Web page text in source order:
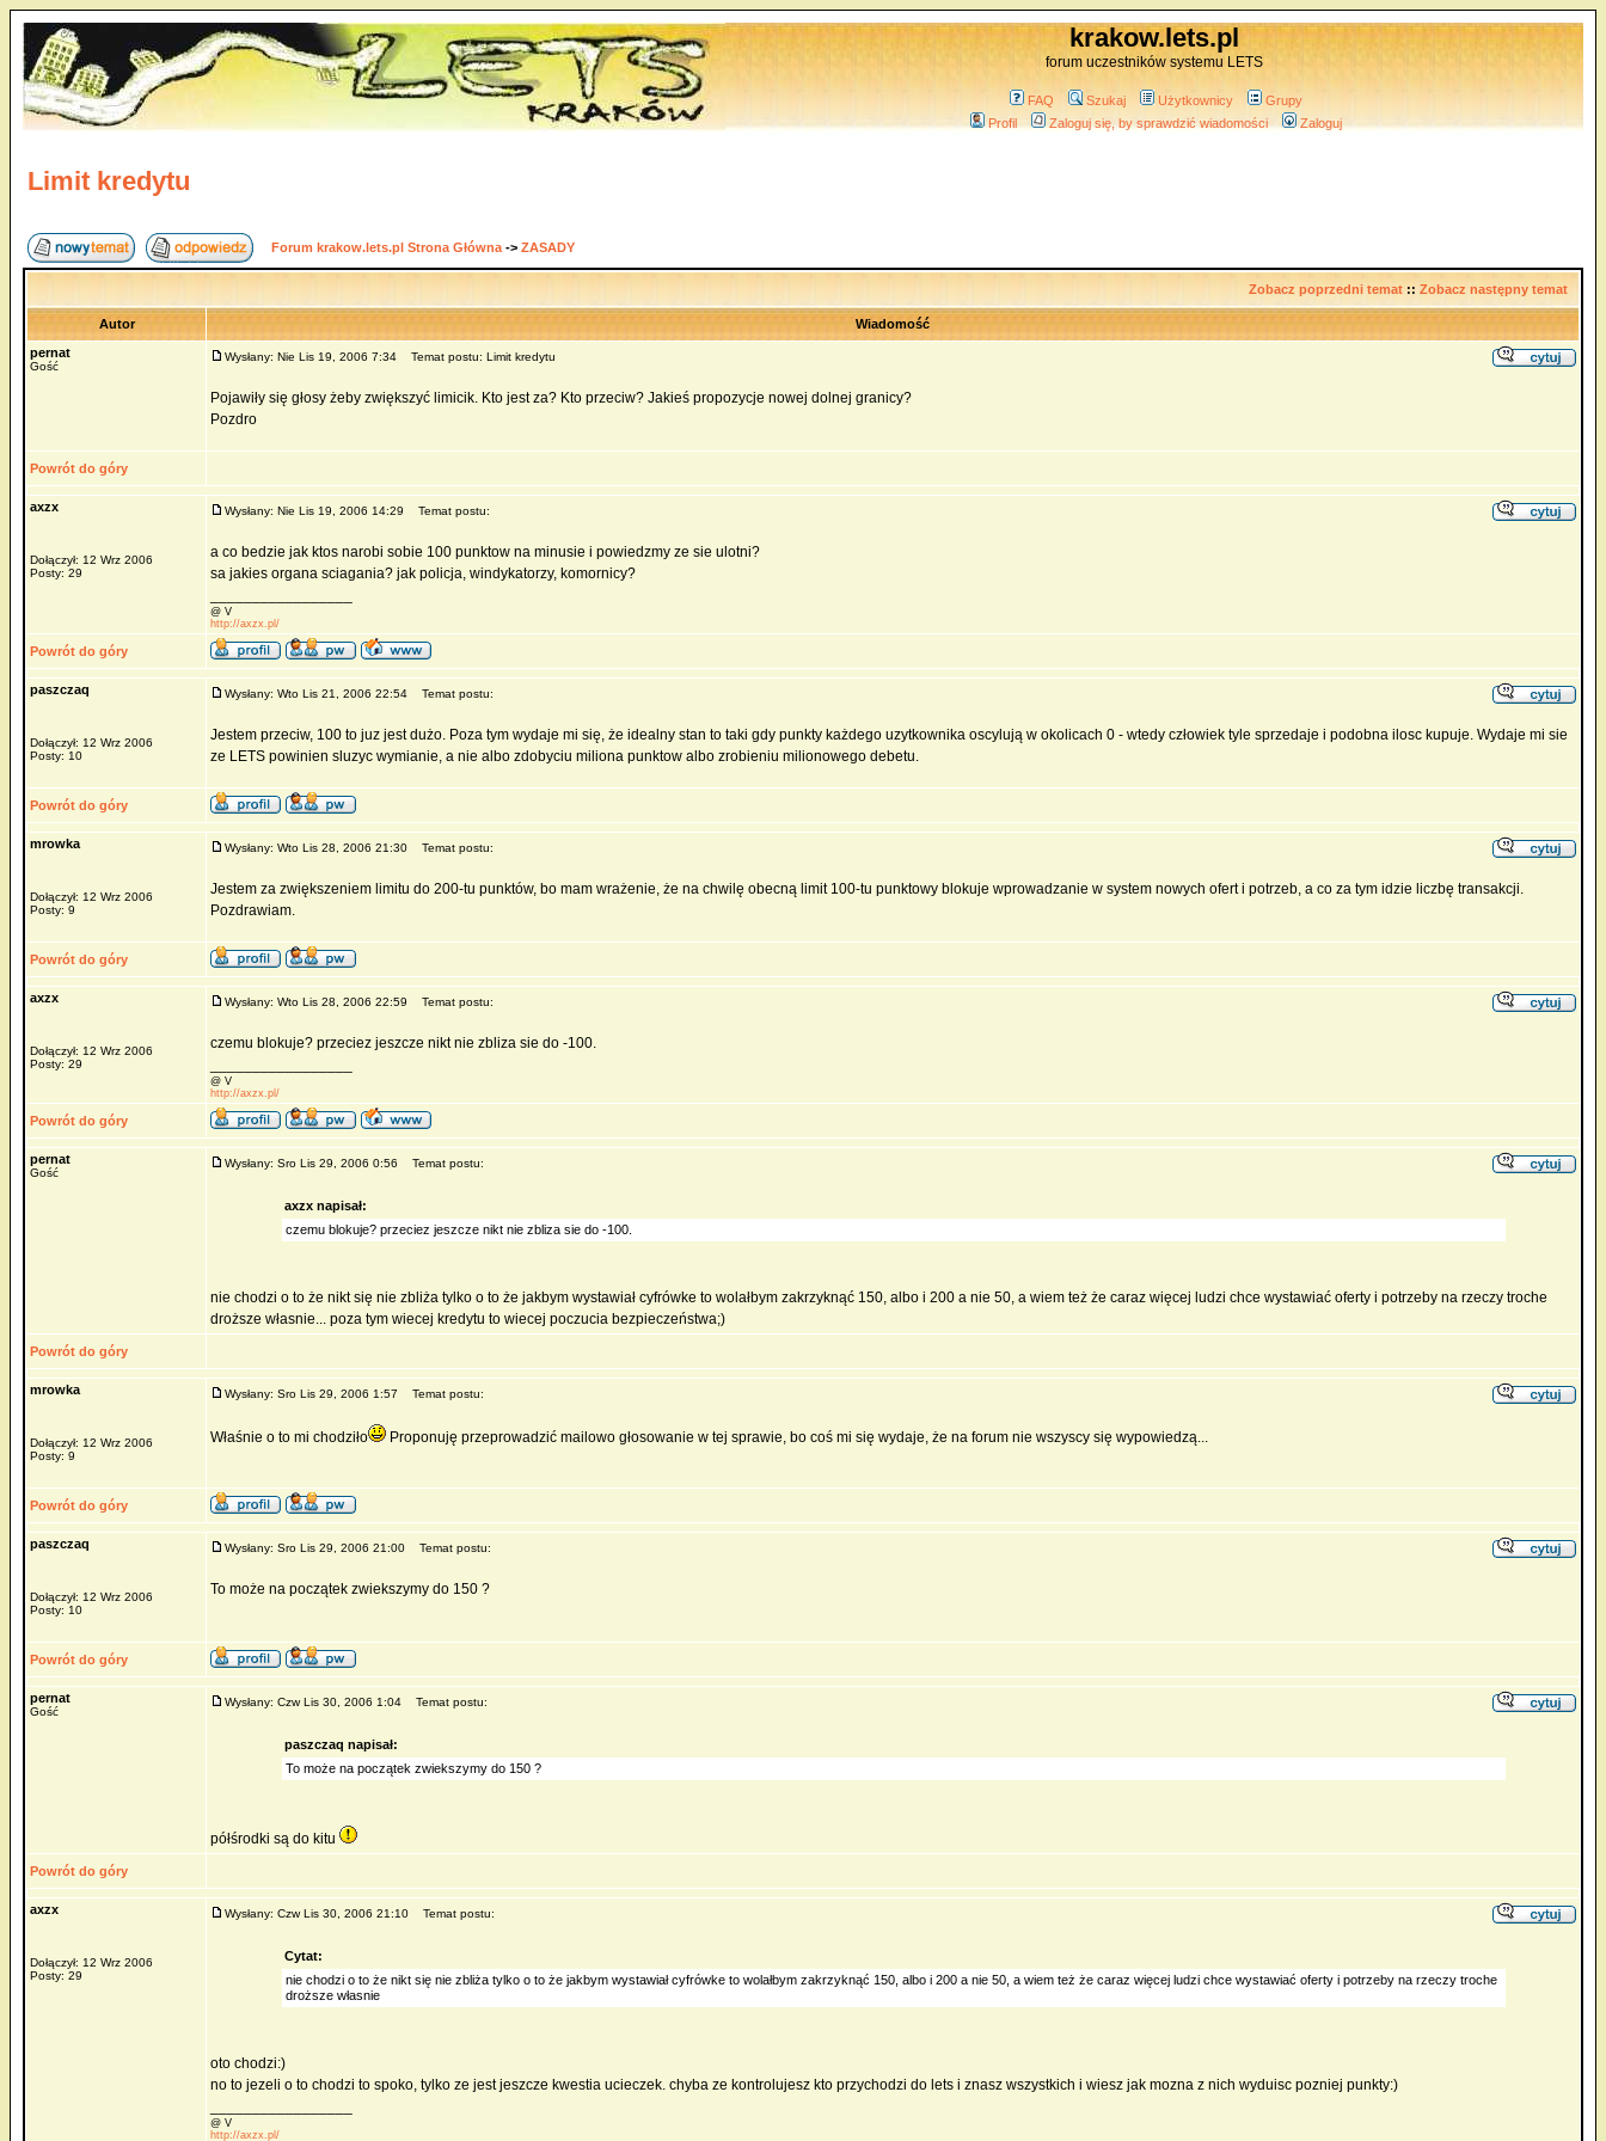
krakow.lets.pl
forum uczestników systemu LETS
FAQ Szukaj Użytkownicy
Grupy
Profil
Zaloguj się, by sprawdzić wiadomości Zaloguj
Limit kredytu
Forum krakow.lets.pl Strona Główna -> ZASADY
Zobacz poprzedni temat :: Zobacz następny temat
Autor
Wiadomość
pernat
Gość
Wysłany: Nie Lis 19, 2006 7:34 Temat postu: Limit kredytu
Pojawiły się głosy żeby zwiększyć limicik. Kto jest za? Kto przeciw? Jakieś propozycje nowej dolnej granicy?
Pozdro
Powrót do góry
axzx
Dołączył: 12 Wrz 2006
Posty: 29
Wysłany: Nie Lis 19, 2006 14:29 Temat postu:
a co bedzie jak ktos narobi sobie 100 punktow na minusie i powiedzmy ze sie ulotni?
sa jakies organa sciagania? jak policja, windykatorzy, komornicy?
@ V
http://axzx.pl/
Powrót do góry
paszczaq
Dołączył: 12 Wrz 2006
Posty: 10
Wysłany: Wto Lis 21, 2006 22:54 Temat postu:
Jestem przeciw, 100 to juz jest dużo. Poza tym wydaje mi się, że idealny stan to taki gdy punkty każdego uzytkownika oscylują w okolicach 0 - wtedy człowiek tyle sprzedaje i podobna ilosc kupuje. Wydaje mi sie
ze LETS powinien sluzyc wymianie, a nie albo zdobyciu miliona punktow albo zrobieniu milionowego debetu.
Powrót do góry
mrowka
Dołączył: 12 Wrz 2006
Posty: 9
Wysłany: Wto Lis 28, 2006 21:30 Temat postu:
Jestem za zwiększeniem limitu do 200-tu punktów, bo mam wrażenie, że na chwilę obecną limit 100-tu punktowy blokuje wprowadzanie w system nowych ofert i potrzeb, a co za tym idzie liczbę transakcji.
Pozdrawiam.
Powrót do góry
axzx
Dołączył: 12 Wrz 2006
Posty: 29
Wysłany: Wto Lis 28, 2006 22:59 Temat postu:
czemu blokuje? przeciez jeszcze nikt nie zbliza sie do -100.
@ V
http://axzx.pl/
Powrót do góry
pernat
Gość
Wysłany: Sro Lis 29, 2006 0:56 Temat postu:
axzx napisał:
czemu blokuje? przeciez jeszcze nikt nie zbliza sie do -100.
nie chodzi o to że nikt się nie zbliża tylko o to że jakbym wystawiał cyfrówke to wolałbym zakrzyknąć 150, albo i 200 a nie 50, a wiem też że caraz więcej ludzi chce wystawiać oferty i potrzeby na rzeczy troche
droższe własnie... poza tym wiecej kredytu to wiecej poczucia bezpieczeństwa;)
Powrót do góry
mrowka
Dołączył: 12 Wrz 2006
Posty: 9
Wysłany: Sro Lis 29, 2006 1:57 Temat postu:
Właśnie o to mi chodziło Proponuję przeprowadzić mailowo głosowanie w tej sprawie, bo coś mi się wydaje, że na forum nie wszyscy się wypowiedzą...
Powrót do góry
paszczaq
Dołączył: 12 Wrz 2006
Posty: 10
Wysłany: Sro Lis 29, 2006 21:00 Temat postu:
To może na początek zwiekszymy do 150 ?
Powrót do góry
pernat
Gość
Wysłany: Czw Lis 30, 2006 1:04 Temat postu:
paszczaq napisał:
To może na początek zwiekszymy do 150 ?
półśrodki są do kitu
Powrót do góry
axzx
Dołączył: 12 Wrz 2006
Posty: 29
Wysłany: Czw Lis 30, 2006 21:10 Temat postu:
Cytat:
nie chodzi o to że nikt się nie zbliża tylko o to że jakbym wystawiał cyfrówke to wolałbym zakrzyknąć 150, albo i 200 a nie 50, a wiem też że caraz więcej ludzi chce wystawiać oferty i potrzeby na rzeczy troche
droższe własnie
oto chodzi:)
no to jezeli o to chodzi to spoko, tylko ze jest jeszcze kwestia ucieczek. chyba ze kontrolujesz kto przychodzi do lets i znasz wszystkich i wiesz jak mozna z nich wyduisc pozniej punkty:)
@ V
http://axzx.pl/